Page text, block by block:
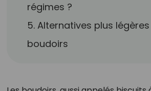
régimes ?
5. Alternatives plus
boudoirs